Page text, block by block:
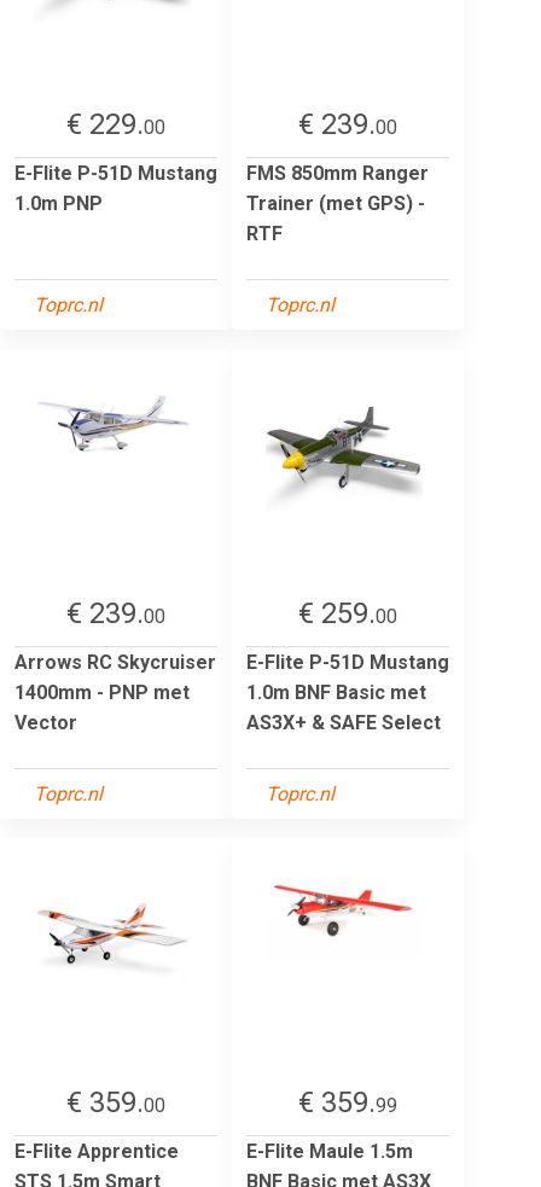
€ 229.00
E-Flite P-51D Mustang
1.0m PNP
Toprc.nl
€ 239.00
FMS 850mm Ranger
Trainer (met GPS) -
RTF
Toprc.nl
€ 239.00
Arrows RC Skycruiser
1400mm - PNP met
Vector
Toprc.nl
€ 259.00
E-Flite P-51D Mustang
1.0m BNF Basic met
AS3X+ & SAFE Select
Toprc.nl
€ 359.00
E-Flite Apprentice
STS 1.5m Smart
€ 359.99
E-Flite Maule 1.5m
BNF Basic met AS3X